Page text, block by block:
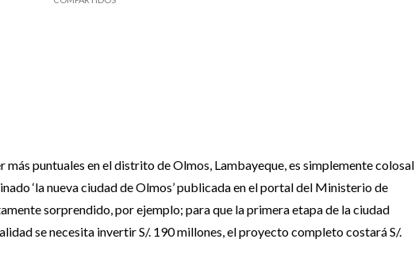
más puntuales en el distrito de Olmos, Lambayeque, es simplemente colosal
‘la nueva ciudad de Olmos’ publicada en el portal del Ministerio de
sorprendido, por ejemplo; para que la primera etapa de la ciudad
se necesita invertir S/. 190 millones, el proyecto completo costará S/.